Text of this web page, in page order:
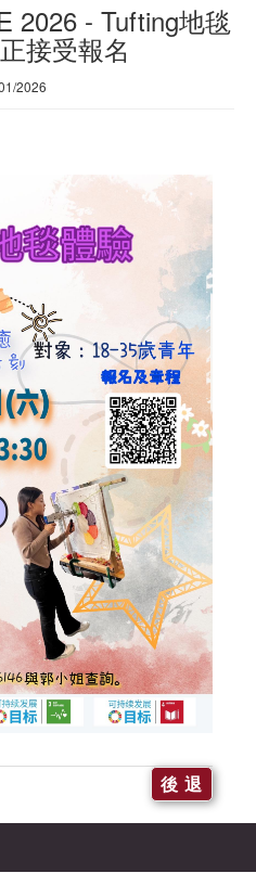
2026 - Tufting地毯
接受報名
2026
後 退